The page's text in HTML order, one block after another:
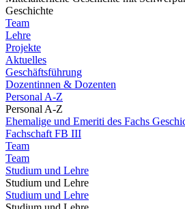
Geschichte
Team
Lehre
Projekte
Aktuelles
Geschäftsführung
Dozentinnen & Dozenten
Personal A-Z
Personal A-Z
Ehemalige und Emeriti des Fachs
Fachschaft FB III
Team
Team
Studium und Lehre
Studium und Lehre
Studium und Lehre